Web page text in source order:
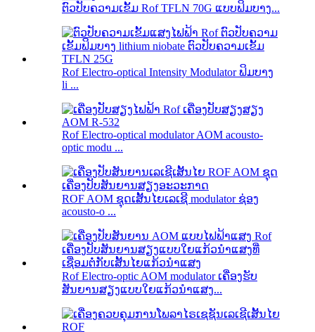
ຕົວປັບຄວາມເຂັ້ມ Rof TFLN 70G ແບບຟິມບາງ...
Rof Electro-optical Intensity Modulator ຟິມບາງ
li ...
Rof Electro-optical modulator AOM acousto-
optic modu ...
ROF AOM ຊຸດເສັ້ນໄຍເລເຊີ modulator ຊ່ອງ
acousto-o ...
Rof Electro-optic AOM modulator ເຄື່ອງຮັບ
ສັນຍານສຽງແບບໃຍແກ້ວນຳແສງ...